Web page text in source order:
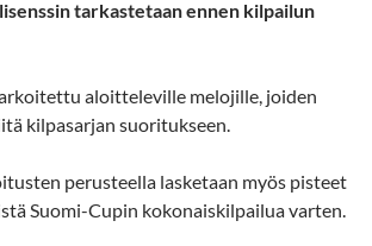
tarkastetaan ennen kilpailun
aloitteleville melojille, joiden
kilpasarjan suoritukseen.
perusteella lasketaan myös pisteet
Suomi-Cupin kokonaiskilpailua varten.